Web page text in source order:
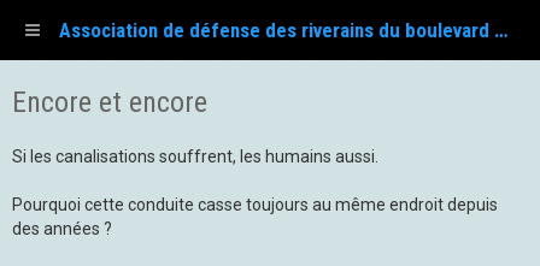
Association de défense des riverains du boulevard Fayol
Encore et encore
Si les canalisations souffrent, les humains aussi.
Pourquoi cette conduite casse toujours au même endroit depuis
des années ?